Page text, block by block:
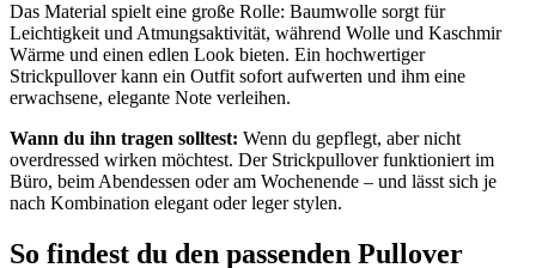
Das Material spielt eine große Rolle: Baumwolle sorgt für
Leichtigkeit und Atmungsaktivität, während Wolle und Kaschmir
Wärme und einen edlen Look bieten. Ein hochwertiger
Strickpullover kann ein Outfit sofort aufwerten und ihm eine
erwachsene, elegante Note verleihen.
Wann du ihn tragen solltest: Wenn du gepflegt, aber nicht
overdressed wirken möchtest. Der Strickpullover funktioniert im
Büro, beim Abendessen oder am Wochenende – und lässt sich je
nach Kombination elegant oder leger stylen.
So findest du den passenden Pullover